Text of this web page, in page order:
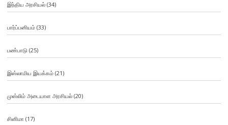
இந்திய அரசியல்(34)
பார்ப்பனியம்(33)
பண்பாடு(25)
இஸ்லாமிய இயக்கம்(21)
முஸ்லிம் அடையாள அரசியல்(20)
சினிமா (17)